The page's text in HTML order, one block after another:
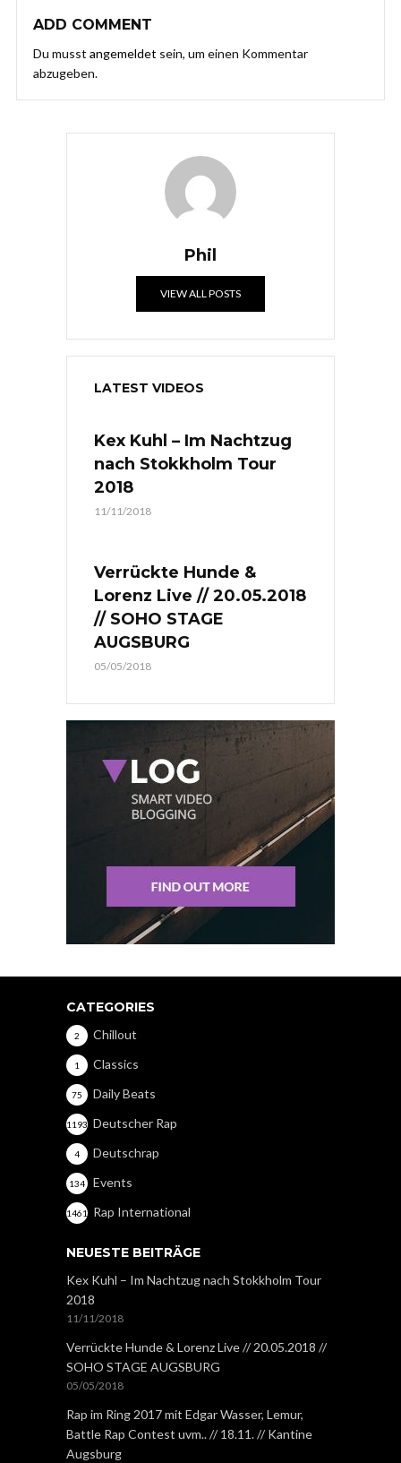
ADD COMMENT
Du musst angemeldet sein, um einen Kommentar
abzugeben.
Phil
VIEW ALL POSTS
LATEST VIDEOS
Kex Kuhl – Im Nachtzug
nach Stokkholm Tour
2018
11/11/2018
Verrückte Hunde &
Lorenz Live // 20.05.2018
// SOHO STAGE
AUGSBURG
05/05/2018
CATEGORIES
Chillout
2
Classics
1
Daily Beats
75
Deutscher Rap
1193
Deutschrap
4
Events
134
Rap International
1461
NEUESTE BEITRÄGE
Kex Kuhl – Im Nachtzug nach Stokkholm Tour
2018
11/11/2018
Verrückte Hunde & Lorenz Live // 20.05.2018 //
SOHO STAGE AUGSBURG
05/05/2018
Rap im Ring 2017 mit Edgar Wasser, Lemur,
Battle Rap Contest uvm.. // 18.11. // Kantine
Augsburg